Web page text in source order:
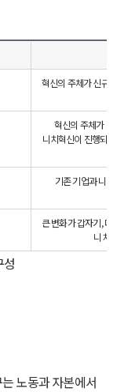
혁신의 주체가 신규 기
혁신의 주체가 기존
니치혁신이 진행되고,
기존 기업과 니치간
큰 변화가 갑자기, 다양
니치가
노동과 자본에서